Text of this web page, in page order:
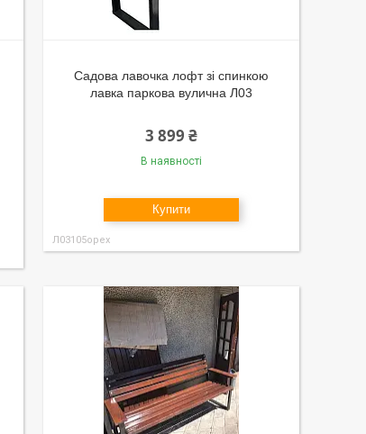
Садова лавочка лофт зі спинкою
лавка паркова вулична Л03
3 899 ₴
В наявності
Купити
Л03105орех